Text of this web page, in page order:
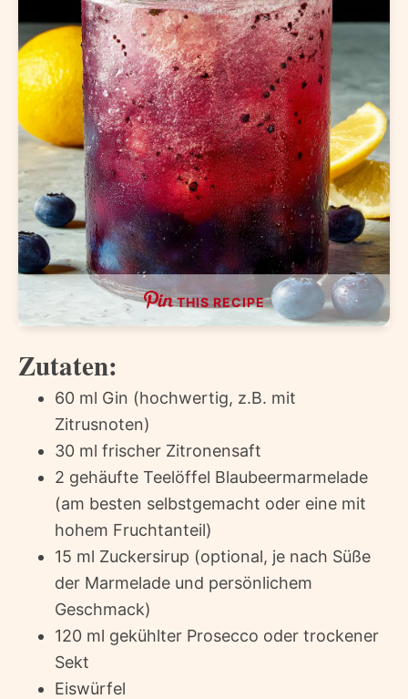
THIS RECIPE
Zutaten:
60 ml Gin (hochwertig, z.B. mit
Zitrusnoten)
30 ml frischer Zitronensaft
2 gehäufte Teelöffel Blaubeermarmelade
(am besten selbstgemacht oder eine mit
hohem Fruchtanteil)
15 ml Zuckersirup (optional, je nach Süße
der Marmelade und persönlichem
Geschmack)
120 ml gekühlter Prosecco oder trockener
Sekt
Eiswürfel